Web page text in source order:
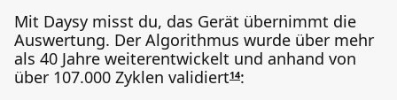
Mit Daysy misst du, das Gerät übernimmt die
Auswertung. Der Algorithmus wurde über mehr
als 40 Jahre weiterentwickelt und anhand von
über 107.000 Zyklen validiert14: